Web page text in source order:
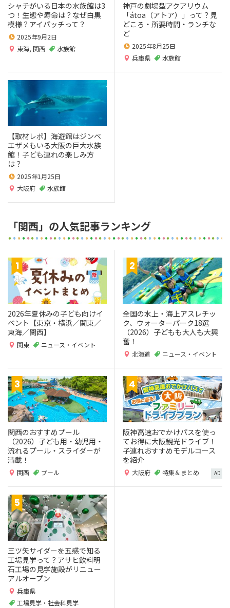
シャチがいる日本の水族館は3
つ！生態や寿命は？なぜ白黒
模様？アイパッチって？
2025年9月2日
東海, 関西 水族館
神戸の劇場型アクアリウム
「átoa（アトア）」って？見
どころ・所要時間・ランチな
ど
2025年8月25日
兵庫県
水族館
【取材レポ】海遊館はジンベ
エザメもいる大阪の巨大水族
館！子ども連れの楽しみ方
は？
2025年1月25日
大阪府
水族館
「関西」の人気記事ランキング
2026年夏休みの子ども向けイ
ベント【東京・横浜／関東／
東海／関西】
関東 ニュース・イベント
全国の水上・海上アスレチッ
ク、ウォーターパーク18選
（2026）子どもも大人も大興
奮！
北海道 ニュース・イベント
関西のおすすめプール
（2026）子ども用・幼児用・
流れるプール・スライダーが
満載！
関西 プール
阪神高速おでかけパスを使っ
てお得に大阪観光ドライブ！
子連れおすすめモデルコース
を紹介
大阪府 特集＆まとめ AD
三ツ矢サイダーを五感で知る
工場見学って？アサヒ飲料明
石工場の見学施設がリニュー
アルオープン
兵庫県
工場見学・社会科見学